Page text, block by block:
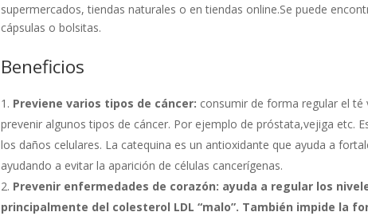
supermercados, tiendas naturales o en tiendas online.Se puede
cápsulas o bolsitas.
Beneficios
Previene varios tipos de cáncer: consumir de forma regular el té
prevenir algunos tipos de cáncer. Por ejemplo de próstata,vejiga etc.
los daños celulares. La catequina es un antioxidante que ayuda a
ayudando a evitar la aparición de células cancerígenas.
Prevenir enfermedades de corazón: ayuda a regular los
principalmente del colesterol LDL “malo”. También impide la